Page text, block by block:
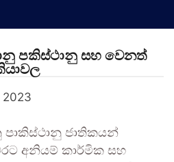
පකිස්ථානු සහ වෙනත්
2023
පාකිස්ථානු ජාතිකයන්
අනියම් කාර්මික සහ